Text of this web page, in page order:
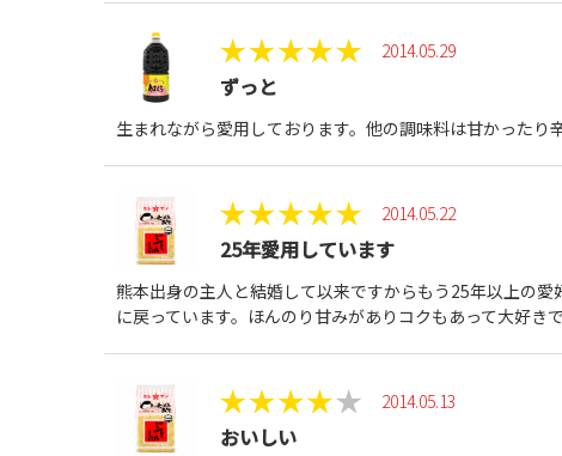
2014.05.29
ずっと
生まれながら愛用しております。他の調味料は甘かったり
2014.05.22
25年愛用しています
熊本出身の主人と結婚して以来ですからもう25年以上の
に戻っています。ほんのり甘みがありコクもあって大好きで
2014.05.13
おいしい